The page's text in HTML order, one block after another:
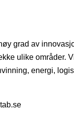
grad av
ulike områder.
energi,